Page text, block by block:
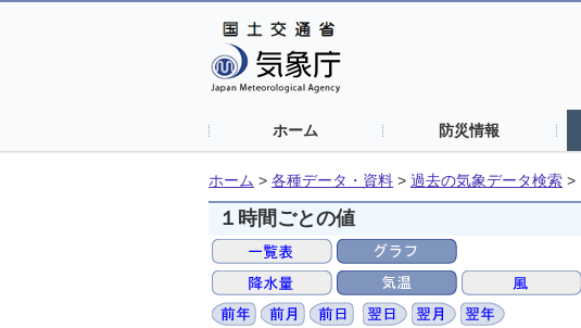
ホーム 防災情報
ホーム > 各種データ・資料 > 過去の気象データ検索 >
１時間ごとの値